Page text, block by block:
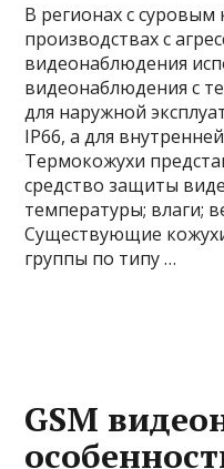
В регионах с суровым
производствах с
видеонаблюдения
видеонаблюдения с
для наружной
IP66, а для
Термокожухи
средство защиты
температуры; влаги;
Существующие
группы по типу …
GSM